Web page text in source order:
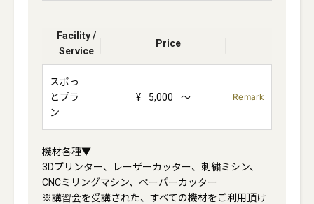
Facility /
Service
Price
スポっ
とプラ
ン
¥ 5,000 ～ Remark
機材各種▼
3Dプリンター、レーザーカッター、刺繍ミシン、
CNCミリングマシン、ペーパーカッター
※講習会を受講された、すべての機材をご利用頂け